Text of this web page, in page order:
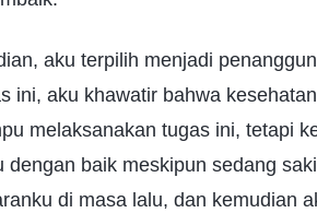
aku terpilih menjadi
ini, aku khawatir bahwa
melaksanakan tugas ini, tetapi
dengan baik meskipun sedang
di masa lalu, dan kemudian